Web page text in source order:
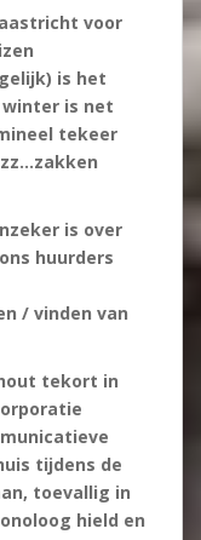
voor
is het
is net
tekeer
is over
huurders
/ vinden van
tekort in
tijdens de
toevallig in
hield en